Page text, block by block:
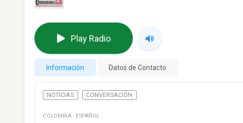
Play Radio
Información Datos de Contacto
NOTICIAS CONVERSACIÓN
COLOMBIA · ESPAÑOL